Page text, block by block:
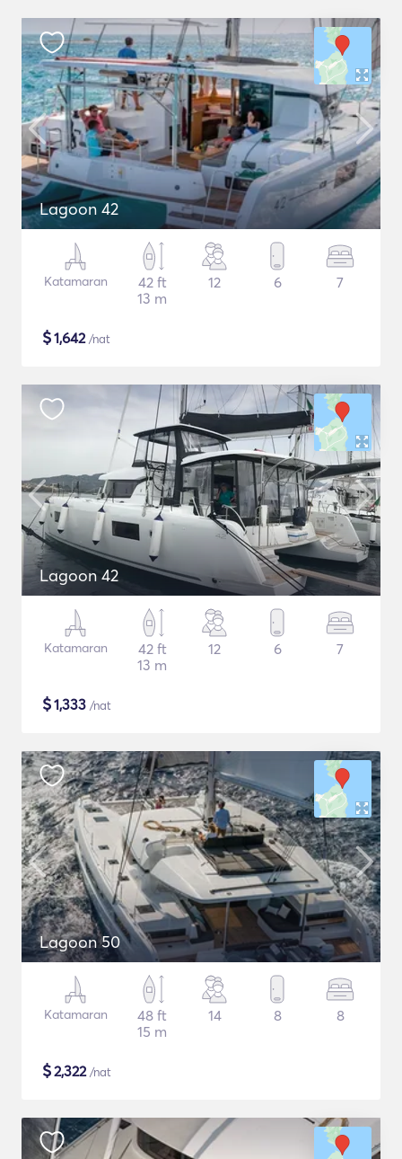
Lagoon 42
Katamaran
42 ft
13 m
12 6 7
$1,642/nat
Lagoon 42
Katamaran
42 ft
13 m
12 6 7
$1,333 /nat
Lagoon 50
Katamaran
48 ft
15 m
14 8 8
$2,322/nat